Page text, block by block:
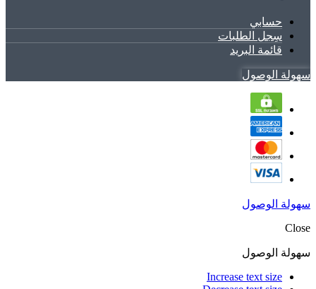
حسابي
سِجل الطلبات
قائمة البريد
سهولة الوصول
سهولة الوصول
Close
سهولة الوصول
Increase text size